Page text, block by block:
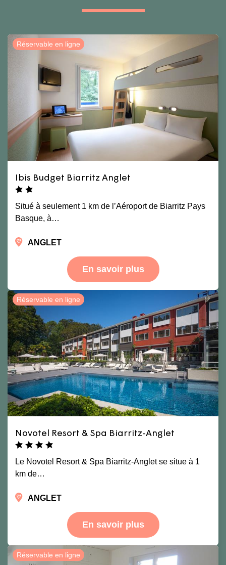
Réservable en ligne
Ibis Budget Biarritz Anglet
Situé à seulement 1 km de l’Aéroport de Biarritz Pays
Basque, à…
ANGLET
En savoir plus
Réservable en ligne
Novotel Resort & Spa Biarritz-Anglet
Le Novotel Resort & Spa Biarritz-Anglet se situe à 1
km de…
ANGLET
En savoir plus
Réservable en ligne